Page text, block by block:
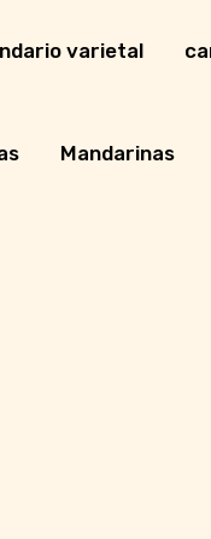
varietal
Mandarinas